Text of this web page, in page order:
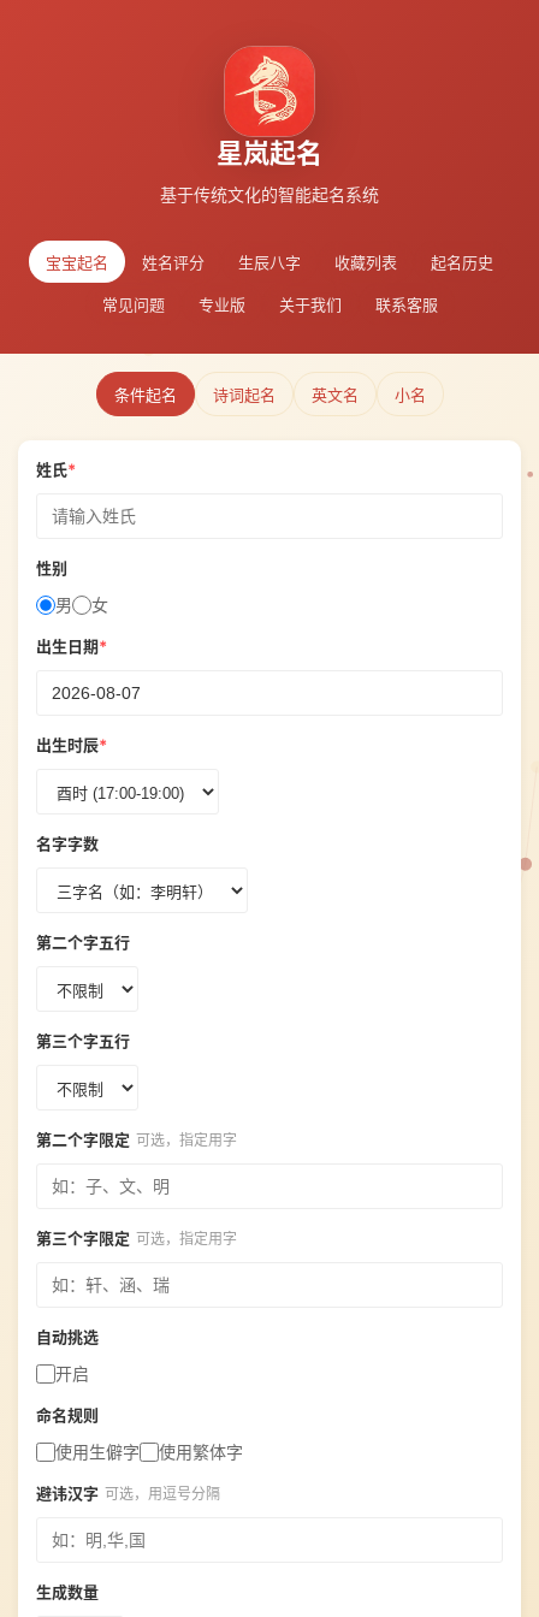
星岚起名
基于传统文化的智能起名系统
宝宝起名 姓名评分 生辰八字 收藏列表 起名历史
常见问题 专业版 关于我们 联系客服
条件起名 诗词起名 英文名 小名
姓氏*
性别
男 女
出生日期*
出生时辰*
名字字数
第二个字五行
第三个字五行
第二个字限定 可选，指定用字
第三个字限定 可选，指定用字
自动挑选
开启
命名规则
使用生僻字 使用繁体字
避讳汉字 可选，用逗号分隔
生成数量